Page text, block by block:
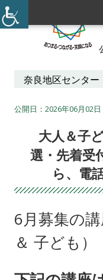
コ
ン
メ
ニ
奈良地区センター
2026年06月02日
大人＆子
選・先着受
ら、電
6月募集の
＆ 子ども）